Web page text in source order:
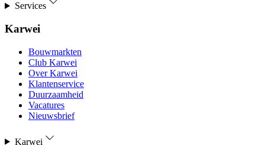
Services
Karwei
Bouwmarkten
Club Karwei
Over Karwei
Klantenservice
Duurzaamheid
Vacatures
Nieuwsbrief
Karwei